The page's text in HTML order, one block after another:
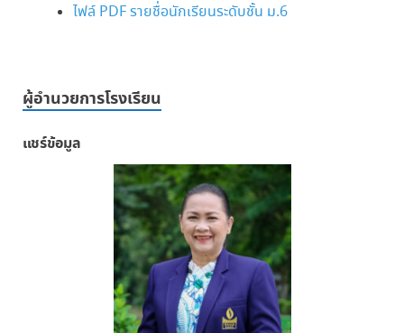
ไฟล์ PDF รายชื่อนักเรียนระดับชั้น ม.6
ผู้อำนวยการโรงเรียน
แชร์ข้อมูล